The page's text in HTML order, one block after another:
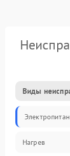
Виды
Нагрев